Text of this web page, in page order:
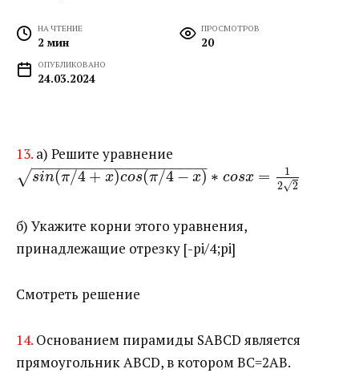
НА ЧТЕНИЕ
2 мин
ПРОСМОТРОВ
20
ОПУБЛИКОВАНО
24.03.2024
13. а) Решите уравнение ​
sin(π/4 + x)cos(π/4 − x)
− −
−−−−−−−−−−−−−−−−−−
√ ∗ cosx =
1
2
2
√
б) Укажите корни этого уравнения,
принадлежащие отрезку [-pi/4;pi]
Смотреть решение
14. Основанием пирамиды SABCD является
прямоугольник ABCD, в котором ВС=2АВ.